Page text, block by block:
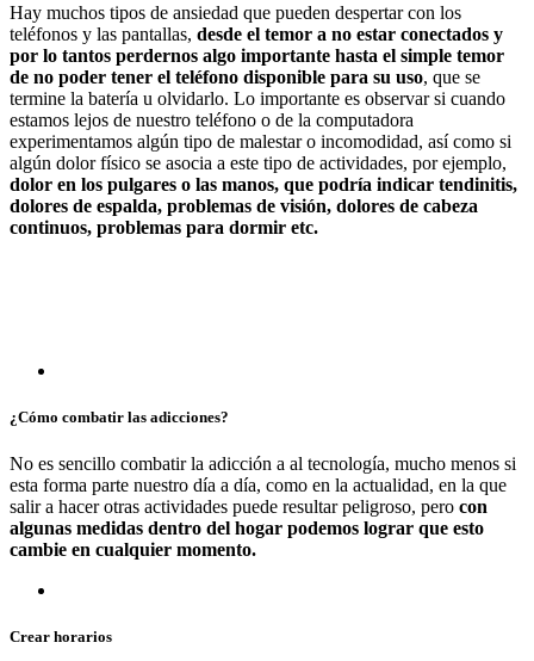
Hay muchos tipos de ansiedad que pueden despertar con los
teléfonos y las pantallas, desde el temor a no estar conectados y
por lo tantos perdernos algo importante hasta el simple temor
de no poder tener el teléfono disponible para su uso, que se
termine la batería u olvidarlo. Lo importante es observar si cuando
estamos lejos de nuestro teléfono o de la computadora
experimentamos algún tipo de malestar o incomodidad, así como si
algún dolor físico se asocia a este tipo de actividades, por ejemplo,
dolor en los pulgares o las manos, que podría indicar tendinitis,
dolores de espalda, problemas de visión, dolores de cabeza
continuos, problemas para dormir etc.
¿Cómo combatir las adicciones?
No es sencillo combatir la adicción a al tecnología, mucho menos si
esta forma parte nuestro día a día, como en la actualidad, en la que
salir a hacer otras actividades puede resultar peligroso, pero con
algunas medidas dentro del hogar podemos lograr que esto
cambie en cualquier momento.
Crear horarios